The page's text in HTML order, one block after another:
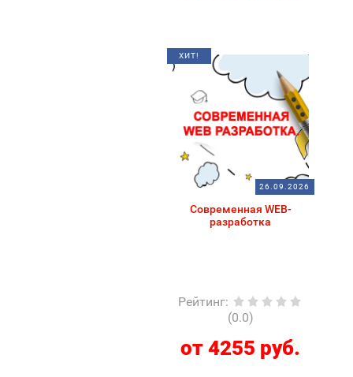
ХИТ!
26.09.2026
Современная WEB-
разработка
Рейтинг:
(0.0)
от 4255 руб.